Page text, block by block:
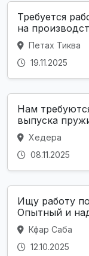
Требуется
на
Петах Тиква
19.11.2025
Нам
выпуска
Хедера
08.11.2025
Ищу работу
Опытный и
Кфар Саба
12.10.2025